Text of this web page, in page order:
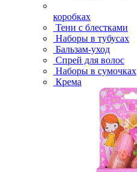
коробках
Тени с блестками
Наборы в тубусах
Бальзам-уход
Спрей для волос
Наборы в сумочках
Крема